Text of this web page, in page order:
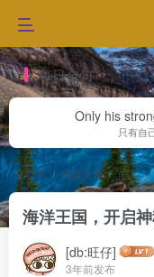
每日金句
Only his
只有自
首页 网赚文章 正文
海洋王国，开启神
[db:旺仔]
3年前发布